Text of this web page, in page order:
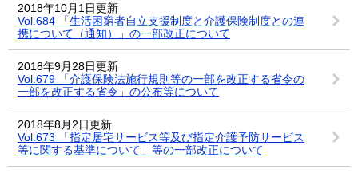
2018年10月1日更新
Vol.684 「生活困窮者自立支援制度と介護保険制度との連
携について（通知）」の一部改正について
2018年9月28日更新
Vol.679 「介護保険法施行規則等の一部を改正する省令の
一部を改正する省令」の公布等について
2018年8月2日更新
Vol.673 「指定居宅サービス等及び指定介護予防サービス
等に関する基準について」等の一部改正について